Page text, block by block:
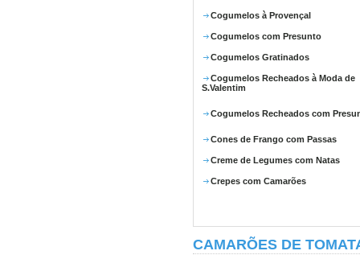
Cogumelos à Provençal
Cogumelos com Presunto
Cogumelos Gratinados
Cogumelos Recheados à Moda de
S.Valentim
Cogumelos Recheados com
Cones de Frango com Passas
Creme de Legumes com Natas
Crepes com Camarões
CAMARÕES DE